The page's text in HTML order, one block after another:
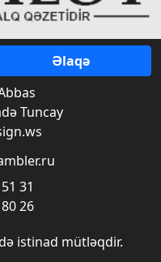
Əlaqə
Tuncay
31
26
istinad mütləqdir.